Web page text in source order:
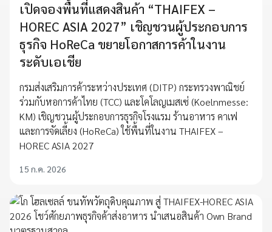
เปิดจองพื้นที่แสดงสินค้า “THAIFEX –
HOREC ASIA 2027” เชิญชวนผู้ประกอบการ
ธุรกิจ HoReCa ขยายโอกาสการค้าในงาน
ระดับเอเชีย
กรมส่งเสริมการค้าระหว่างประเทศ (DITP) กระทรวงพาณิชย์
ร่วมกับหอการค้าไทย (TCC) และโคโลญเมสเซ่ (Koelnmesse:
KM) เชิญชวนผู้ประกอบการธุรกิจโรงแรม ร้านอาหาร คาเฟ
และการจัดเลี้ยง (HoReCa) ใช้พื้นที่ในงาน THAIFEX –
HOREC ASIA 2027
15 ก.ค. 2026